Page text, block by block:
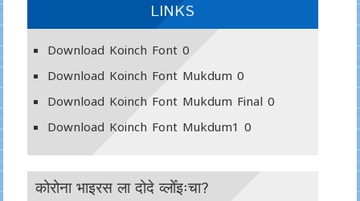
LINKS
Download Koinch Font0
Download Koinch Font Mukdum 0
Download Koinch Font Mukdum Final 0
Download Koinch Font Mukdum1 0
कोरोना भाइरस ला दोदे व्लोँइःचा?